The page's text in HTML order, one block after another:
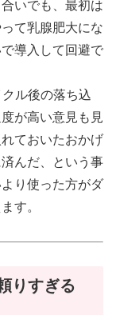
いでも、最初は
て乳腺肥大にな
導入して回避で
ル後の落ち込
が高い意見も見
ておいたおかげ
んだ、という事
り使った方がダ
す。
りすぎる